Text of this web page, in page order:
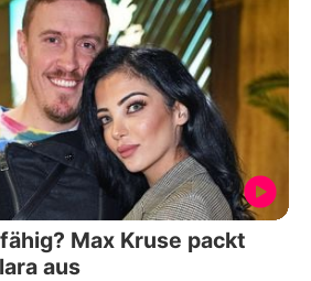
Max Kruse packt
aus